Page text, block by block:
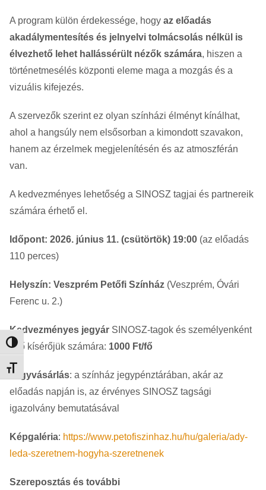
Nagy kontraszt váltása
Betűméret váltása
A program külön érdekessége, hogy az előadás
akadálymentesítés és jelnyelvi tolmácsolás nélkül is
élvezhető lehet hallássérült nézők számára, hiszen a
történetmesélés központi eleme maga a mozgás és a
vizuális kifejezés.
A szervezők szerint ez olyan színházi élményt kínálhat,
ahol a hangsúly nem elsősorban a kimondott szavakon,
hanem az érzelmek megjelenítésén és az atmoszférán
van.
A kedvezményes lehetőség a SINOSZ tagjai és partnereik
számára érhető el.
Időpont: 2026. június 11. (csütörtök) 19:00 (az előadás
110 perces)
Helyszín: Veszprém Petőfi Színház (Veszprém, Óvári
Ferenc u. 2.)
Kedvezményes jegyár SINOSZ-tagok és személyenként
1 fő kísérőjük számára: 1000 Ft/fő
Jegyvásárlás: a színház jegypénztárában, akár az
előadás napján is, az érvényes SINOSZ tagsági
igazolvány bemutatásával
Képgaléria: https://www.petofiszinhaz.hu/hu/galeria/ady-
leda-szeretnem-hogyha-szeretnenek
Szereposztás és további